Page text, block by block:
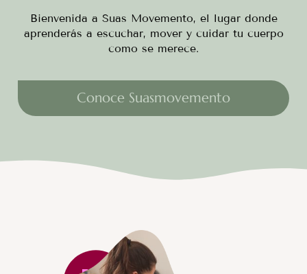
Bienvenida a Suas Movemento, el lugar donde
aprenderás a escuchar, mover y cuidar tu cuerpo
como se merece.
Conoce Suasmovemento